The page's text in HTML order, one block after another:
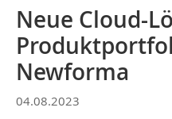
Neue Cloud-
Newforma
04.08.2023